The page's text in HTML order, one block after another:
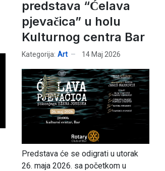
predstava “Ćelava
pjevačica” u holu
Kulturnog centra Bar
Kategorija: Art 14 Maj 2026
Predstava će se odigrati u utorak
26. maja 2026. sa početkom u